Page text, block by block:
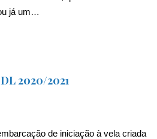
já um…
2020/2021
de iniciação à vela criada